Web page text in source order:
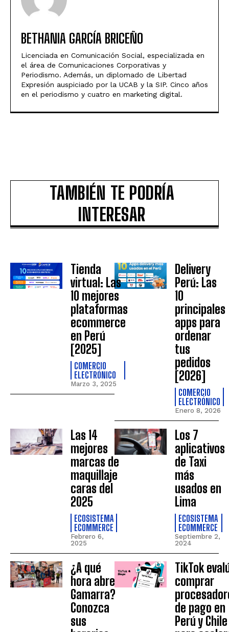
BETHANIA GARCÍA BRICEÑO
Licenciada en Comunicación Social, especializada en
el área de Comunicaciones Corporativas y
Periodismo. Además, un diplomado de Libertad
Expresión auspiciado por la UCAB y la SIP. Cinco años
en el periodismo y cuatro en marketing digital.
TAMBIÉN TE PODRÍA
INTERESAR
Tienda
virtual: Las
10 mejores
plataformas
ecommerce
en Perú
[2025]
COMERCIO
ELECTRÓNICO
Marzo 3, 2025
Delivery
Perú: Las
10
principales
apps para
ordenar
tus
pedidos
[2026]
COMERCIO
ELECTRÓNICO
Enero 8, 2026
Las 14
mejores
marcas de
maquillaje
caras del
2025
ECOSISTEMA
ECOMMERCE
Febrero 6,
2025
Los 7
aplicativos
de Taxi
más
usados en
Lima
ECOSISTEMA
ECOMMERCE
Septiembre 2,
2024
¿A qué
hora abre
Gamarra?
Conozca
sus
TikTok
comprar
de pago en
Perú y Chile